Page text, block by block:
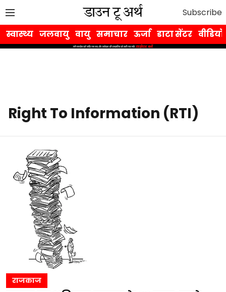
Subscribe
स्वास्थ्य जलवायु वायु समाचार ऊर्जा डाटा सेंटर वीडियो
Right To Information (RTI)
राजकाज